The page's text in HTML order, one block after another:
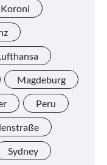
Koroni
Magdeburg
Peru
Sydney